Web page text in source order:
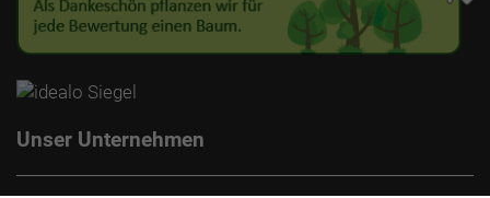
Unser Unternehmen